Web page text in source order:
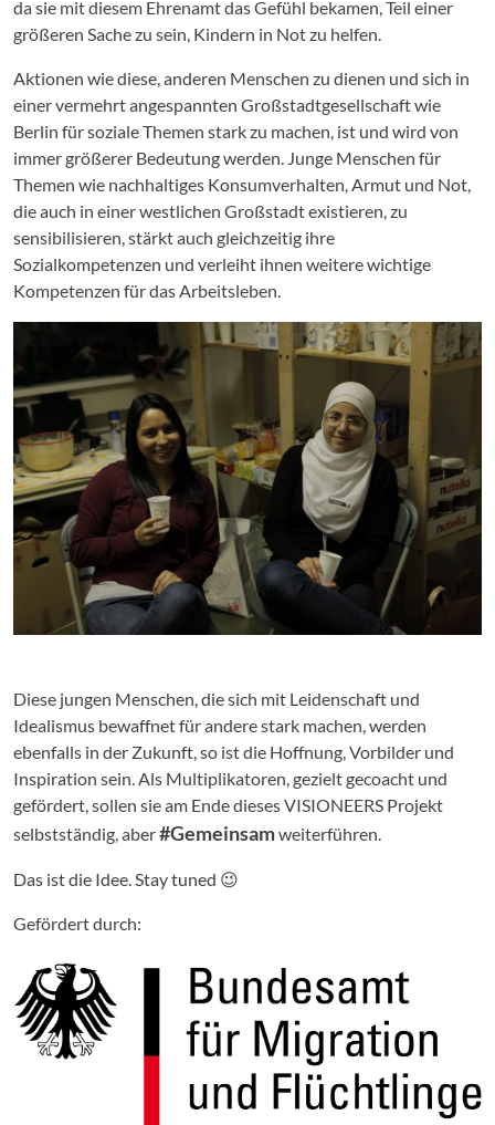
da sie mit diesem Ehrenamt das Gefühl bekamen, Teil einer
größeren Sache zu sein, Kindern in Not zu helfen.
Aktionen wie diese, anderen Menschen zu dienen und sich in
einer vermehrt angespannten Großstadtgesellschaft wie
Berlin für soziale Themen stark zu machen, ist und wird von
immer größerer Bedeutung werden. Junge Menschen für
Themen wie nachhaltiges Konsumverhalten, Armut und Not,
die auch in einer westlichen Großstadt existieren, zu
sensibilisieren, stärkt auch gleichzeitig ihre
Sozialkompetenzen und verleiht ihnen weitere wichtige
Kompetenzen für das Arbeitsleben.
Diese jungen Menschen, die sich mit Leidenschaft und
Idealismus bewaffnet für andere stark machen, werden
ebenfalls in der Zukunft, so ist die Hoffnung, Vorbilder und
Inspiration sein. Als Multiplikatoren, gezielt gecoacht und
gefördert, sollen sie am Ende dieses VISIONEERS Projekt
selbstständig, aber#Gemeinsamweiterführen.
Das ist die Idee. Stay tuned 😉
Gefördert durch: